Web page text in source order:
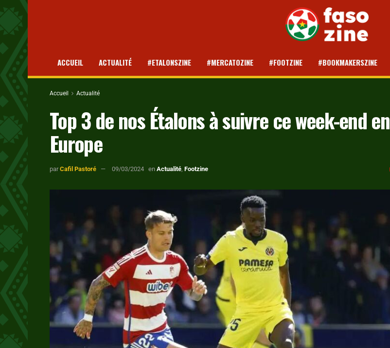
ACCUEIL ACTUALITÉ #ETALONSZINE #MERCATOZINE #FOOTZINE #BOOKMAKERSZINE
Accueil Actualité
Top 3 de nos Étalons à suivre ce week-end en
Europe
par Cafil Pastoré 09/03/2024 en Actualité Footzine